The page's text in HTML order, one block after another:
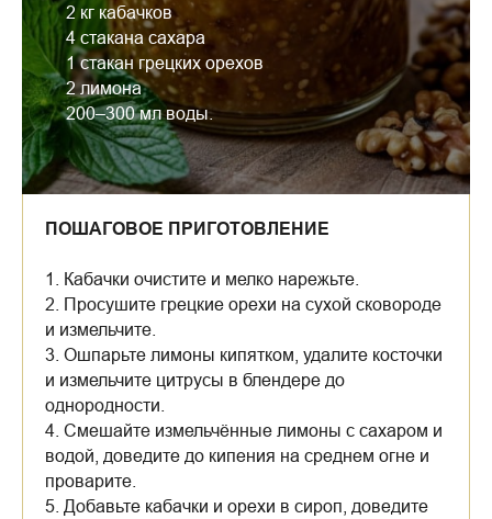
2 кг кабачков
4 стакана сахара
1 стакан грецких орехов
2 лимона
200–300 мл воды.
ПОШАГОВОЕ ПРИГОТОВЛЕНИЕ
1. Кабачки очистите и мелко нарежьте.
2. Просушите грецкие орехи на сухой сковороде
и измельчите.
3. Ошпарьте лимоны кипятком, удалите косточки
и измельчите цитрусы в блендере до
однородности.
4. Смешайте измельчённые лимоны с сахаром и
водой, доведите до кипения на среднем огне и
проварите.
5. Добавьте кабачки и орехи в сироп, доведите